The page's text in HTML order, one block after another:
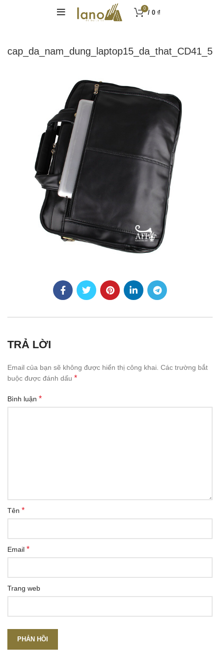
0
/ 0 ₫
cap_da_nam_dung_laptop15_da_that_CD41_5
TRẢ LỜI
Email của bạn sẽ không được hiển thị công khai. Các trường bắt
buộc được đánh dấu *
Bình luận *
Tên *
Email *
Trang web